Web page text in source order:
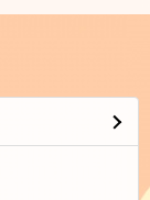
た！